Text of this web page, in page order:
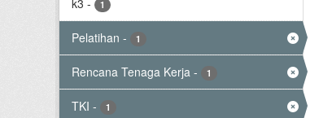
k3 - 1
Pelatihan - 1
Rencana Tenaga Kerja - 1
TKI - 1